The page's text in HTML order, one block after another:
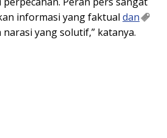
informasi yang faktual dan
yang solutif,” katanya.